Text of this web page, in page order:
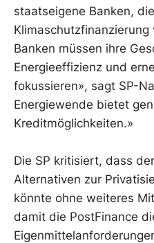
staatseigene Banken,
Klimaschutzfinanzierung
Banken müssen ihre
Energieeffizienz und
fokussieren», sagt SP-
Energiewende bietet
Kreditmöglichkeiten.»
Die SP kritisiert, dass
Alternativen zur
könnte ohne weiteres
damit die PostFinance